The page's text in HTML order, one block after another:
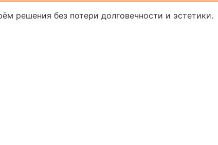
решения без потери долговечности и эстетики.